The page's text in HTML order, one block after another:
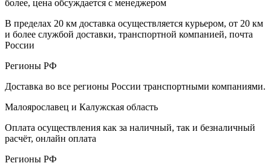
более, цена обсуждается с менеджером
В пределах 20 км доставка осуществляется курьером, от 20 км
и более службой доставки, транспортной компанией, почта
России
Регионы РФ
Доставка во все регионы России транспортными компаниями.
Малоярославец и Калужская область
Оплата осуществления как за наличный, так и безналичный
расчёт, онлайн оплата
Регионы РФ